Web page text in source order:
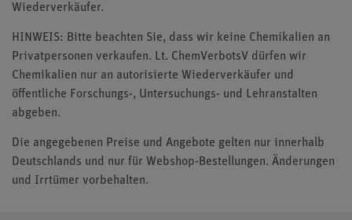
Wiederverkäufer.
HINWEIS: Bitte beachten Sie, dass wir keine Chemikalien an
Privatpersonen verkaufen. Lt. ChemVerbotsV dürfen wir
Chemikalien nur an autorisierte Wiederverkäufer und
öffentliche Forschungs-, Untersuchungs- und Lehranstalten
abgeben.
Die angegebenen Preise und Angebote gelten nur innerhalb
Deutschlands und nur für Webshop-Bestellungen. Änderungen
und Irrtümer vorbehalten.